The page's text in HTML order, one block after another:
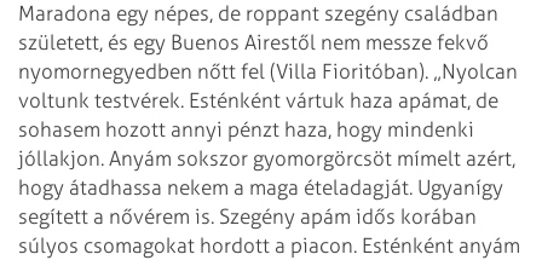
Maradona egy népes, de roppant szegény családban
született, és egy Buenos Airestől nem messze fekvő
nyomornegyedben nőtt fel (Villa Fioritóban). „Nyolcan
voltunk testvérek. Esténként vártuk haza apámat, de
sohasem hozott annyi pénzt haza, hogy mindenki
jóllakjon. Anyám sokszor gyomorgörcsöt mímelt azért,
hogy átadhassa nekem a maga ételadagját. Ugyanígy
segített a nővérem is. Szegény apám idős korában
súlyos csomagokat hordott a piacon. Esténként anyám